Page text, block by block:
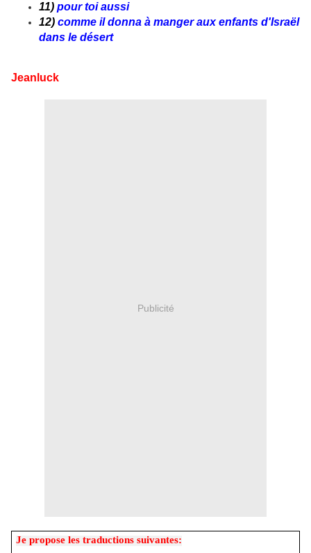
11) pour toi aussi
12) comme il donna à manger aux enfants d'Israël
dans le désert
Jeanluck
Publicité
Je propose les traductions suivantes: